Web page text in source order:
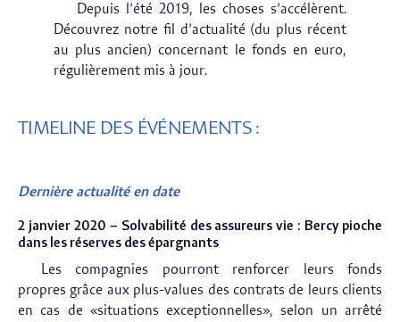
Depuis l’été 2019, les choses s’accélèrent.
Découvrez notre fil d’actualité (du plus récent
au plus ancien) concernant le fonds en euro,
régulièrement mis à jour.
TIMELINE DES ÉVÉNEMENTS :
Dernière actualité en date
2 janvier 2020 – Solvabilité des assureurs vie : Bercy pioche
dans les réserves des épargnants
Les compagnies pourront renforcer leurs fonds
propres grâce aux plus-values des contrats de leurs clients
en cas de «situations exceptionnelles», selon un arrêté